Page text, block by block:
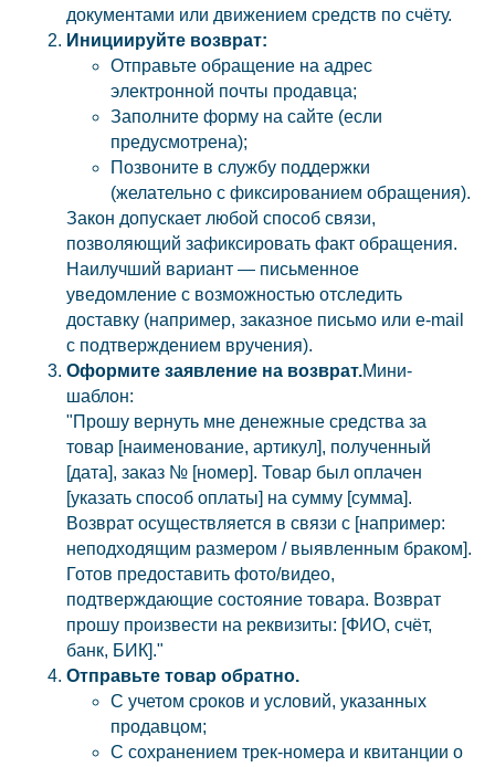
документами или движением средств по счёту.
Инициируйте возврат:
Отправьте обращение на адрес
электронной почты продавца;
Заполните форму на сайте (если
предусмотрена);
Позвоните в службу поддержки
(желательно с фиксированием обращения).
Закон допускает любой способ связи,
позволяющий зафиксировать факт обращения.
Наилучший вариант — письменное
уведомление с возможностью отследить
доставку (например, заказное письмо или e-mail
с подтверждением вручения).
Оформите заявление на возврат.Мини-
шаблон:
"Прошу вернуть мне денежные средства за
товар [наименование, артикул], полученный
[дата], заказ № [номер]. Товар был оплачен
[указать способ оплаты] на сумму [сумма].
Возврат осуществляется в связи с [например:
неподходящим размером / выявленным браком].
Готов предоставить фото/видео,
подтверждающие состояние товара. Возврат
прошу произвести на реквизиты: [ФИО, счёт,
банк, БИК]."
Отправьте товар обратно.
С учетом сроков и условий, указанных
продавцом;
С сохранением трек-номера и квитанции о